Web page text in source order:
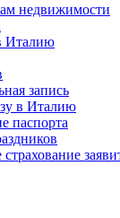
недвижимости
Италию
запись
в Италию
паспорта